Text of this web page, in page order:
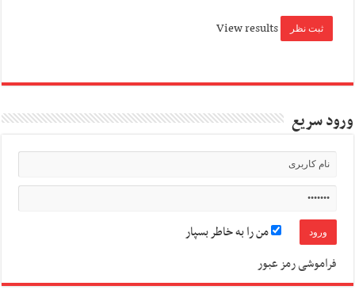
View results
ورود سریع
من را به خاطر بسپار
فراموشی رمز عبور